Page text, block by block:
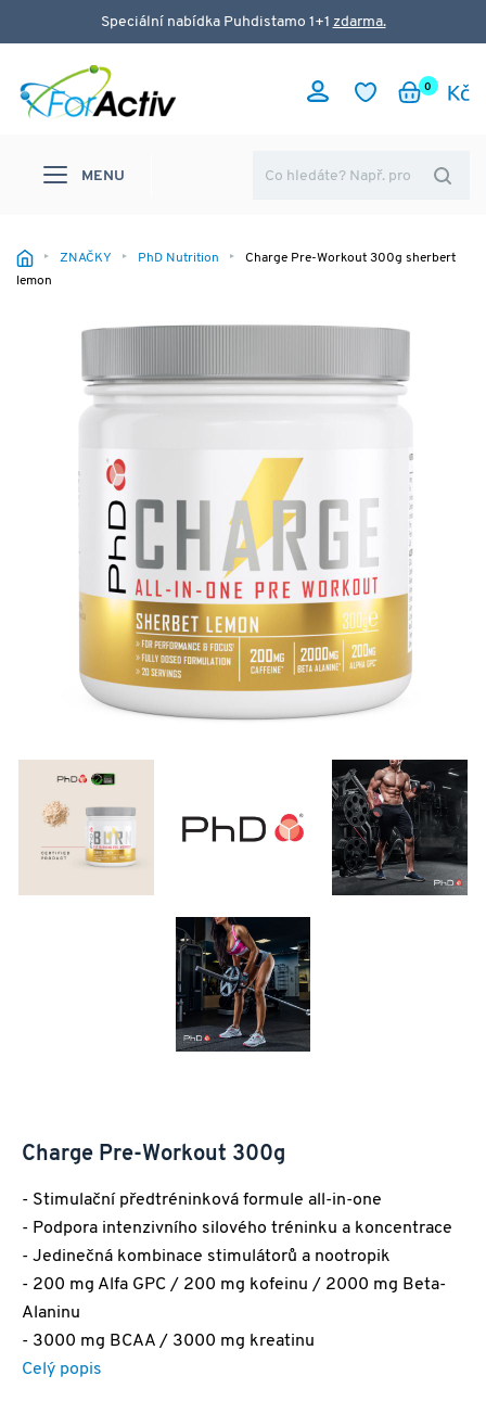
Speciální nabídka Puhdistamo 1+1 zdarma.
0
MENU
ZNAČKY PhD Nutrition
Charge Pre-Workout 300g sherbert
lemon
Charge Pre-Workout 300g
- Stimulační předtréninková formule all-in-one
- Podpora intenzivního silového tréninku a koncentrace
- Jedinečná kombinace stimulátorů a nootropik
- 200 mg Alfa GPC / 200 mg kofeinu / 2000 mg Beta-
Alaninu
- 3000 mg BCAA / 3000 mg kreatinu
Celý popis